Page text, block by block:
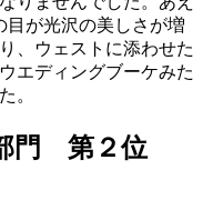
目が光沢の美しさが増
、ウェストに添わせた
エディングブーケみた
。
門 第２位